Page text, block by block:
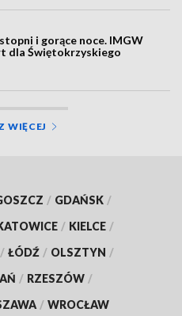
i gorące noce. IMGW
dla Świętokrzyskiego
WIĘCEJ
/ GDAŃSK /
/ KIELCE /
/ ŁÓDŹ / OLSZTYN /
/ RZESZÓW /
/ WROCŁAW